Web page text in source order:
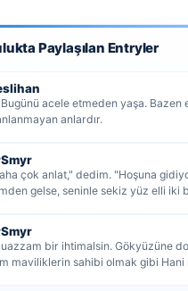
Paylaşılan Entryler
acele etmeden yaşa. Bazen
anlardır.
çok anlat," dedim. "Hoşuna
gelse, seninle sekiz yüz elli iki
bir ihtimalsin. Gökyüzüne
maviliklerin sahibi olmak gibi Hani